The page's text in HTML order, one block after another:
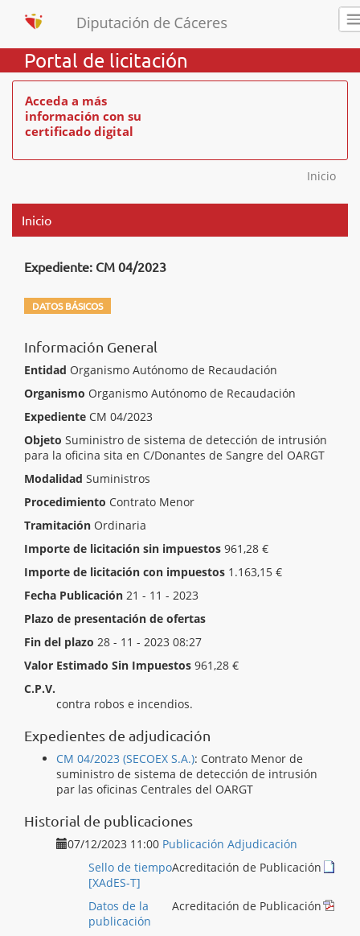
Portal de licitación
Acceda a más
información con su
certificado digital
Inicio
Inicio
Expediente: CM 04/2023
DATOS BÁSICOS
Información General
Entidad Organismo Autónomo de Recaudación
Organismo Organismo Autónomo de Recaudación
Expediente CM 04/2023
Objeto Suministro de sistema de detección de intrusión
para la oficina sita en C/Donantes de Sangre del OARGT
Modalidad Suministros
Procedimiento Contrato Menor
Tramitación Ordinaria
Importe de licitación sin impuestos 961,28 €
Importe de licitación con impuestos 1.163,15 €
Fecha Publicación 21 - 11 - 2023
Plazo de presentación de ofertas
Inicio del plazo 21 - 11 - 2023 08:27
Fin del plazo 28 - 11 - 2023 08:27
Valor Estimado Sin Impuestos 961,28 €
C.P.V.
contra robos e incendios.
Expedientes de adjudicación
CM 04/2023 (SECOEX S.A.): Contrato Menor de
suministro de sistema de detección de intrusión
par las oficinas Centrales del OARGT
Historial de publicaciones
07/12/2023 11:00 Publicación Adjudicación
Acreditación de Publicación
Sello de tiempo
[XAdES-T]
Acreditación de Publicación
Datos de la
publicación